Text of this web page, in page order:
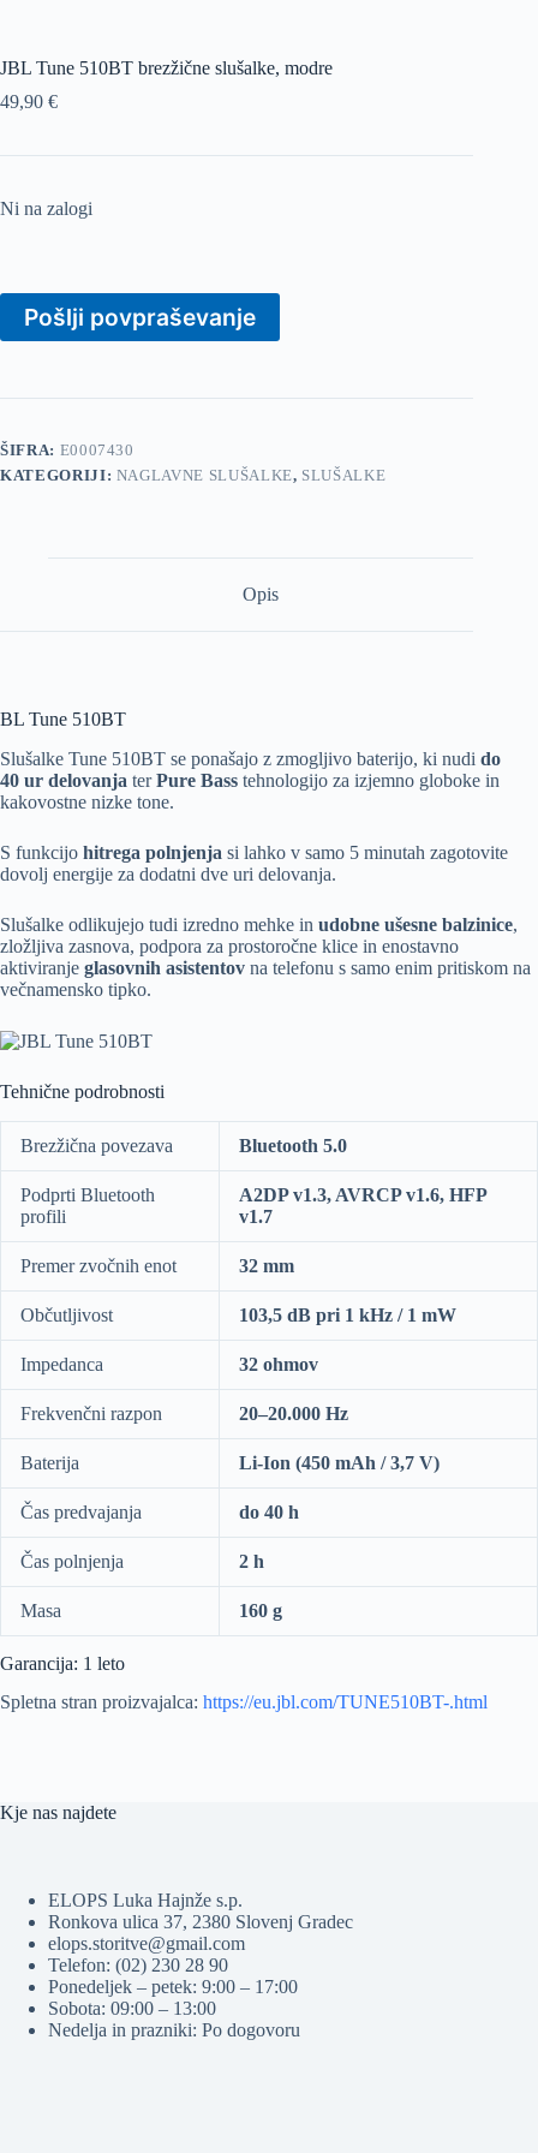
JBL Tune 510BT brezžične slušalke, modre
49,90 €
Ni na zalogi
Pošlji povpraševanje
ŠIFRA: E0007430
KATEGORIJI: NAGLAVNE SLUŠALKE, SLUŠALKE
Opis
BL Tune 510BT
Slušalke Tune 510BT se ponašajo z zmogljivo baterijo, ki nudi do
40 ur delovanja terPure Bass tehnologijo za izjemno globoke in
kakovostne nizke tone.
S funkcijo hitrega polnjenja si lahko v samo 5 minutah zagotovite
dovolj energije za dodatni dve uri delovanja.
Slušalke odlikujejo tudi izredno mehke in udobne ušesne balzinice,
zložljiva zasnova, podpora za prostoročne klice in enostavno
aktiviranje glasovnih asistentov na telefonu s samo enim pritiskom na
večnamensko tipko.
Tehnične podrobnosti
Brezžična povezava Bluetooth 5.0
Podprti Bluetooth
profili
A2DP v1.3, AVRCP v1.6, HFP
v1.7
Premer zvočnih enot 32 mm
Občutljivost 103,5 dB pri 1 kHz / 1 mW
Impedanca 32 ohmov
Frekvenčni razpon 20–20.000 Hz
Baterija Li-Ion (450 mAh / 3,7 V)
Čas predvajanja do 40 h
Čas polnjenja 2 h
Masa 160 g
Garancija: 1 leto
Spletna stran proizvajalca: https://eu.jbl.com/TUNE510BT-.html
Kje nas najdete
ELOPS Luka Hajnže s.p.
Ronkova ulica 37, 2380 Slovenj Gradec
elops.storitve@gmail.com
Telefon: (02) 230 28 90
Ponedeljek – petek: 9:00 – 17:00
Sobota: 09:00 – 13:00
Nedelja in prazniki: Po dogovoru